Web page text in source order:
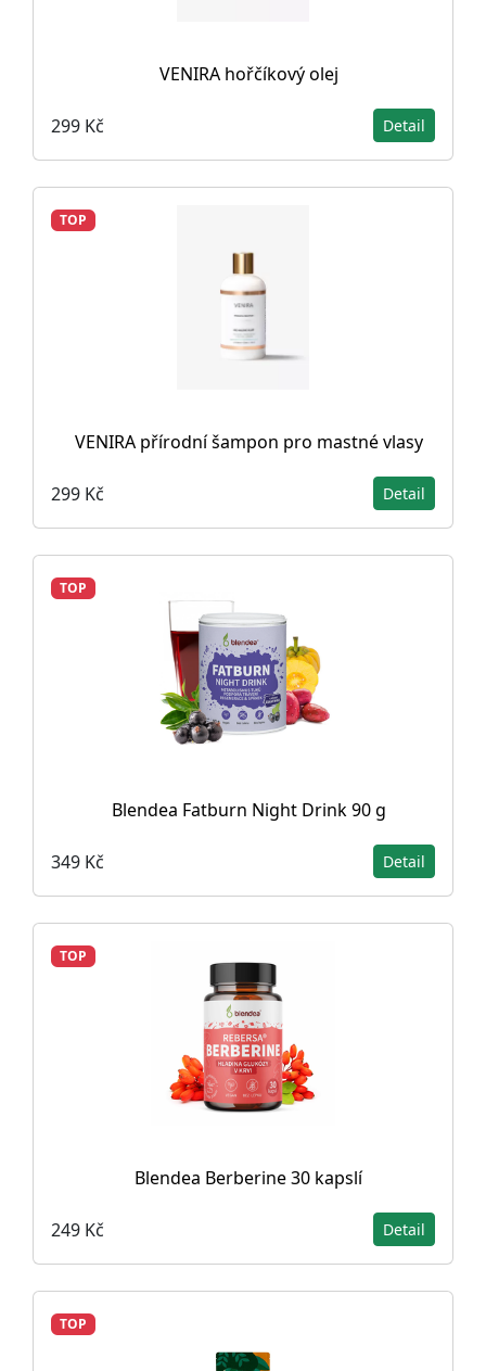
VENIRA hořčíkový olej
299 Kč Detail
TOP
VENIRA přírodní šampon pro mastné vlasy
299 Kč Detail
TOP
Blendea Fatburn Night Drink 90 g
349 Kč Detail
TOP
Blendea Berberine 30 kapslí
249 Kč Detail
TOP